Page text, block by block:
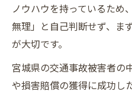
ノウハウを持っているため
無理」と自己判断せず、ま
が大切です。
宮城県の交通事故被害者の
や損害賠償の獲得に成功し